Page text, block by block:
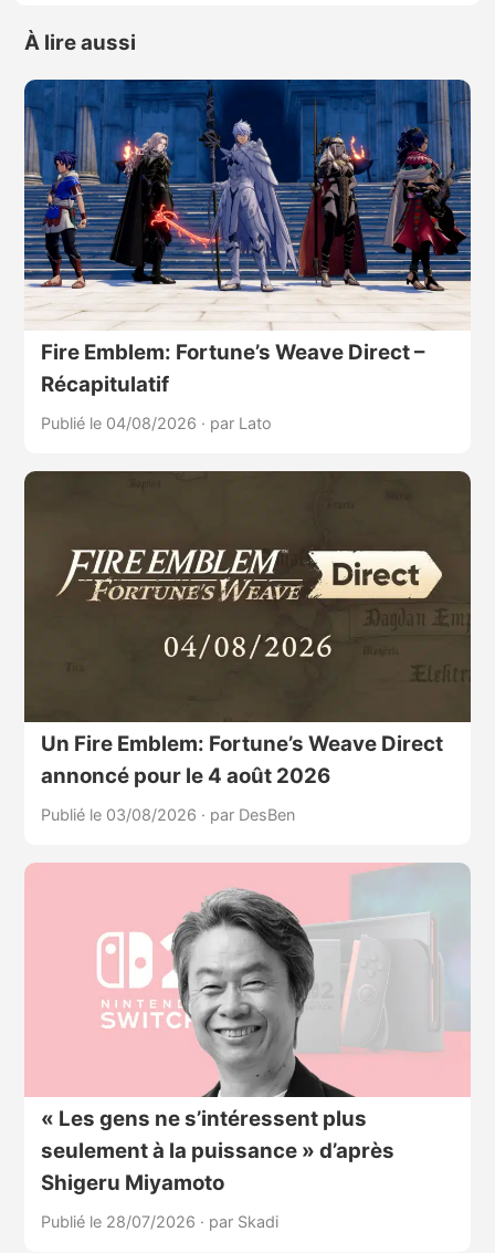
À lire aussi
Fire Emblem: Fortune’s Weave Direct –
Récapitulatif
Publié le 04/08/2026 · par Lato
Un Fire Emblem: Fortune’s Weave Direct
annoncé pour le 4 août 2026
Publié le 03/08/2026 · par DesBen
« Les gens ne s’intéressent plus
seulement à la puissance » d’après
Shigeru Miyamoto
Publié le 28/07/2026 · par Skadi